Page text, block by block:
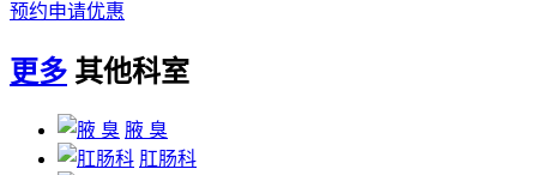
预约申请优惠
更多 其他科室
腋 臭
肛肠科